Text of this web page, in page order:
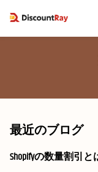
最近のブログ
Shopifyの数量割引